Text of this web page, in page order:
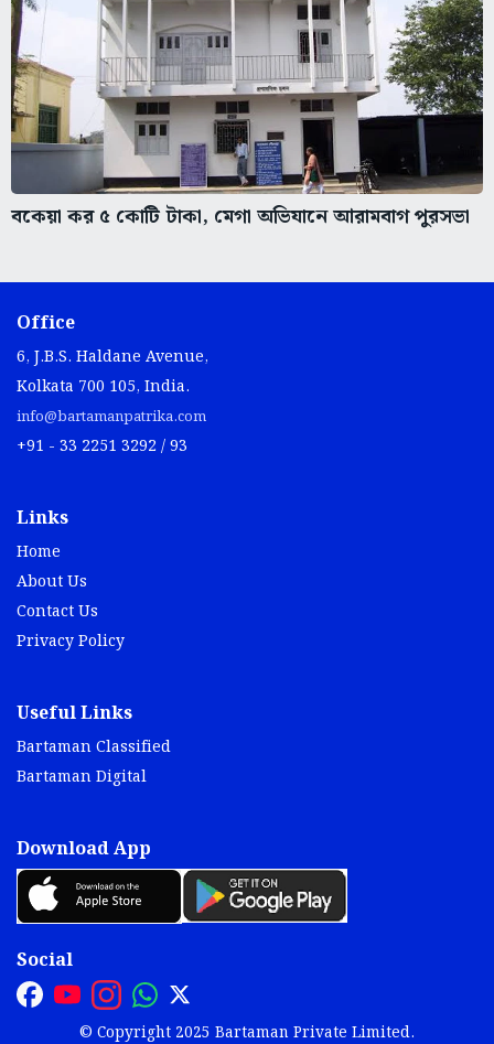
বকেয়া কর ৫ কোটি টাকা, মেগা অভিযানে আরামবাগ পুরসভা
Office
6, J.B.S. Haldane Avenue,
Kolkata 700 105, India.
info@bartamanpatrika.com
+91 - 33 2251 3292 / 93
Links
Home
About Us
Contact Us
Privacy Policy
Useful Links
Bartaman Classified
Bartaman Digital
Download App
Social
© Copyright 2025 Bartaman Private Limited.